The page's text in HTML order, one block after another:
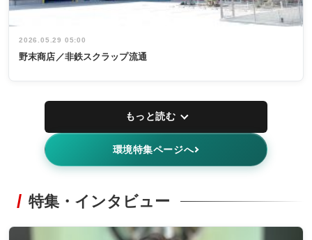
2026.05.29 05:00
野末商店／非鉄スクラップ流通
もっと読む
環境特集ページへ
特集・インタビュー